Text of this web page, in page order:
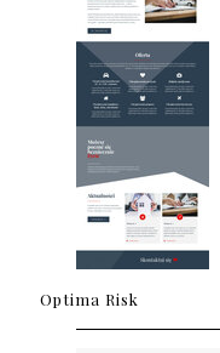
Optima Risk